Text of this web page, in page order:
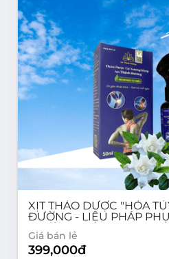
XỊT THẢO DƯỢC "HỎA
ĐƯỜNG - LIỆU PHÁP
TRƯỜNG SEA GAMES 32.
Giá bán lẻ
399,000đ